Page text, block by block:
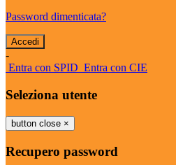
Password dimenticata?
-
Entra con SPID Entra con CIE
Seleziona utente
button close ×
Recupero password